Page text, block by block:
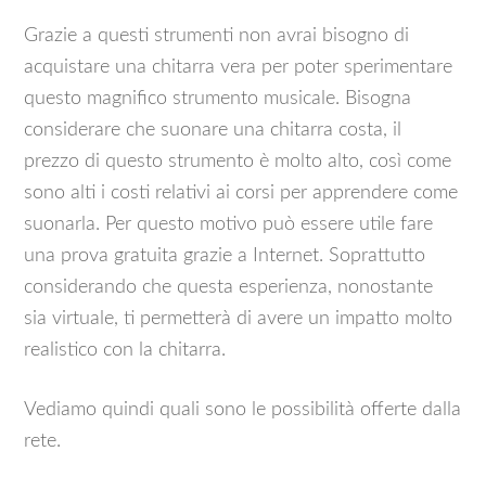
Grazie a questi strumenti non avrai bisogno di
acquistare una chitarra vera per poter sperimentare
questo magnifico strumento musicale. Bisogna
considerare che suonare una chitarra costa, il
prezzo di questo strumento è molto alto, così come
sono alti i costi relativi ai corsi per apprendere come
suonarla. Per questo motivo può essere utile fare
una prova gratuita grazie a Internet. Soprattutto
considerando che questa esperienza, nonostante
sia virtuale, ti permetterà di avere un impatto molto
realistico con la chitarra.
Vediamo quindi quali sono le possibilità offerte dalla
rete.